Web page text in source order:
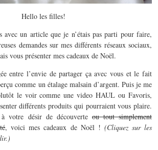
Hello les filles!
avec un article que je n’étais pas parti pour faire,
demandes sur mes différents réseaux sociaux,
vous présenter mes cadeaux de Noël.
entre l’envie de partager ça avec vous et le fait
comme un étalage malsain d’argent. Puis je me
le voir comme une video HAUL ou Favoris,
différents produits qui pourraient vous plaire.
votre désir de découverteou tout simplement
, voici mes cadeaux de Noël ! (Cliquez sur les